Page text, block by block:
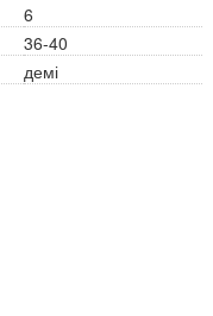
6
36-40
демі